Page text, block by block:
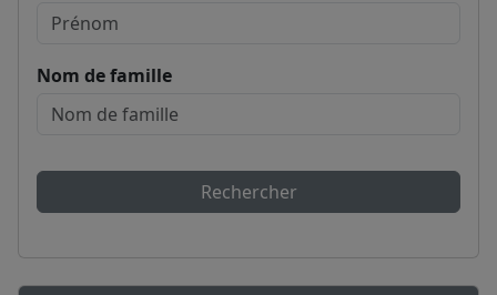
Nom de famille
Rechercher